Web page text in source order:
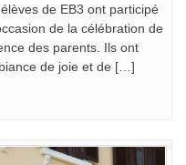
de EB3 ont participé
de la célébration de
des parents. Ils ont
de joie et de […]